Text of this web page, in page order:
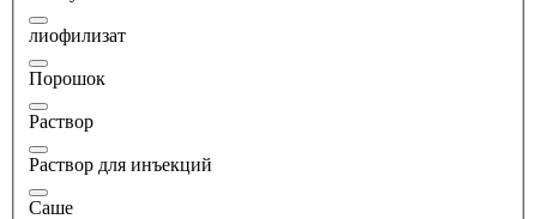
лиофилизат
Порошок
Раствор
Раствор для инъекций
Саше